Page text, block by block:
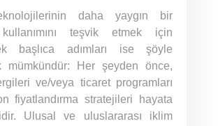
daha yaygın bir
teşvik etmek için
başlıca adımları ise şöyle
mümkündür: Her şeyden önce,
ve/veya ticaret programları
fiyatlandırma stratejileri hayata
Ulusal ve uluslararası iklim